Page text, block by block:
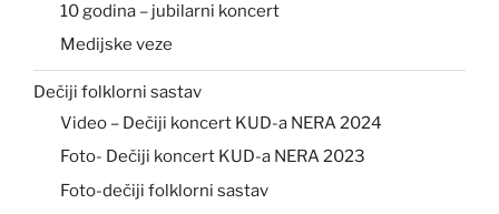
10 godina – jubilarni koncert
Medijske veze
Dečiji folklorni sastav
Video – Dečiji koncert KUD-a NERA 2024
Foto- Dečiji koncert KUD-a NERA 2023
Foto-dečiji folklorni sastav